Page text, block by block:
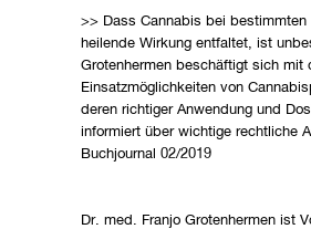
>> Dass Cannabis bei bestimmten
heilende Wirkung entfaltet, ist
Grotenhermen beschäftigt sich mit
Einsatzmöglichkeiten von
deren richtiger Anwendung und
informiert über wichtige rechtliche
Buchjournal 02/2019
Dr. med. Franjo Grotenhermen ist